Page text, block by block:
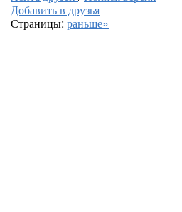
Добавить в друзья
Страницы: раньше»